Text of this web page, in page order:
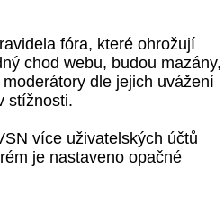
fóra, které ohrožují
chod webu, budou mazány,
dle jejich uvážení
stížnosti.
více uživatelských účtů
je nastaveno opačné